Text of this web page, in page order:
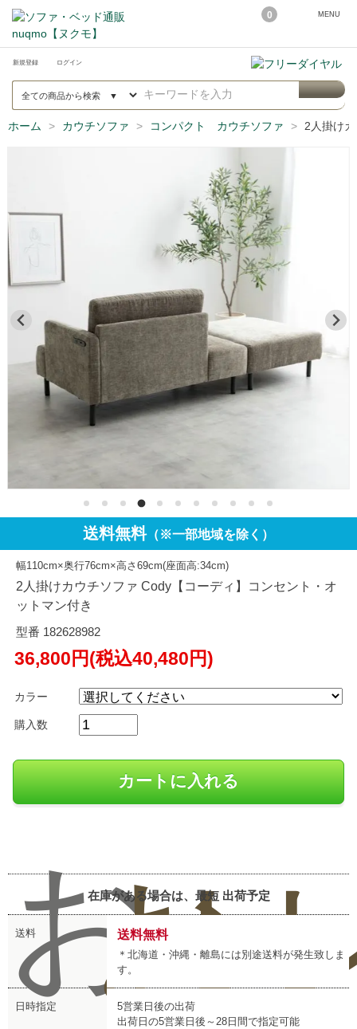
0 MENU
新規登録 ログイン
ホーム カウチソファ コンパクト カウチソファ 2人掛け
送料無料（※一部地域を除く）
幅110cm×奥行76cm×高さ69cm(座面高:34cm)
2人掛けカウチソファ Cody【コーディ】コンセント・オ
ットマン付き
型番 182628982
36,800円(税込40,480円)
カラー
購入数
おおレ
在庫がある場合は、最短 出荷予定
送料 送料無料
＊北海道・沖縄・離島には別途送料が発生致しま
す。
日時指定
5営業日後の出荷
出荷日の5営業日後～28日間で指定可能